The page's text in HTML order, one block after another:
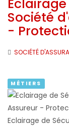
Société
-
SOCIÉTÉ
MÉTIERS
Eclairage de